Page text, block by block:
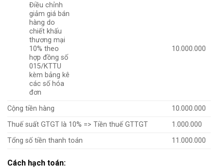
Điều chỉnh
giảm giá bán
hàng do
chiết khấu
thương mại
10% theo
hợp đồng số
015/KTTU
kèm bảng kê
các số hóa
đơn
10.000.000
Cộng tiền hàng
10.000.000
Thuế suất GTGT là 10% => Tiền thuế GTTGT
1.000.000
Tổng số tiền thanh toán
11.000.000
Cách hạch toán: